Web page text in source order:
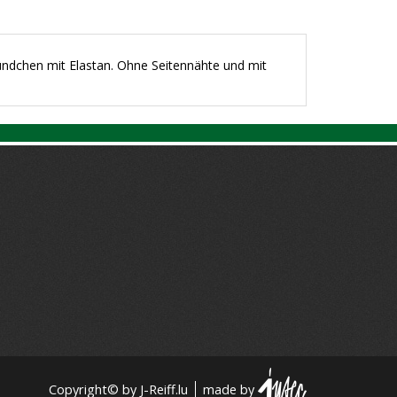
mit Elastan. Ohne Seitennähte und mit
Copyright© by J-Reiff.lu made by